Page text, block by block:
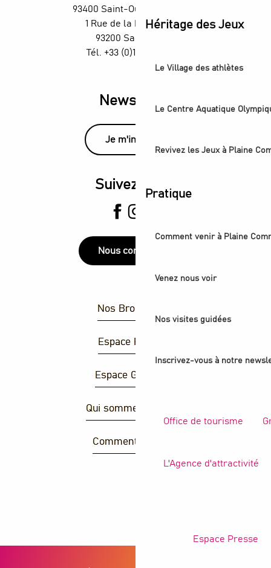
Héritage des Jeux
Le Village des athlètes
Le Centre Aquatique
Revivez les Jeux à Plaine
Pratique
Comment venir à Plaine
Venez nous voir
Nos visites guidées
Inscrivez-vous à notre
Office de tourisme
L'Agence d'attractivité
Espace Presse
93400 Saint-Ouen-sur-Seine
1 Rue de la République,
93200 Saint-Denis
Tél. +33 (0)1 55 870 870
Newsletter
Je m'inscris
Suivez-nous
Nous contacter
Nos Brochures
Espace Presse
Espace Groupes
Qui sommes-nous ?
Comment venir ?